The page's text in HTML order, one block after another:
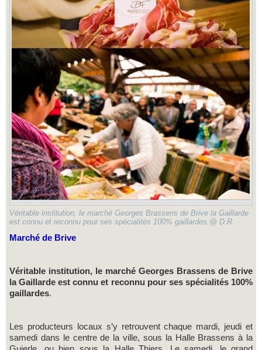
Véritable institution, le marché Georges Brassens de Brive la Gaillarde
est connu et reconnu pour ses spécialités 100% gaillardes.@ D.R.
Marché de Brive
Véritable institution, le marché Georges Brassens de Brive
la Gaillarde est connu et reconnu pour ses spécialités 100%
gaillardes.
Les producteurs locaux s’y retrouvent chaque mardi, jeudi et
samedi dans le centre de la ville, sous la Halle Brassens à la